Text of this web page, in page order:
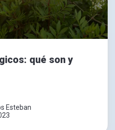
qué son y
Esteban